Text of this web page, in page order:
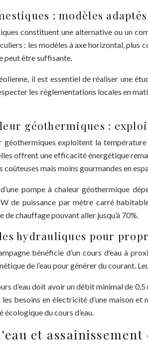
: modèles
constituent une alternative ou un
: les modèles à axe horizontal, plus
peut être suffisante.
il est essentiel de réaliser une
les réglementations locales en
géothermiques :
géothermiques exploitent la
offrent une efficacité énergétique
coûteuses mais moins gourmandes en
pompe à chaleur géothermique
de puissance par mètre carré
chauffage pouvant aller jusqu’à 70%.
hydrauliques pour
bénéficie d’un cours d’eau à
de l’eau pour générer du courant.
d’eau doit avoir un débit minimal de
besoins en électricité d’une maison
du cours d’eau.
et